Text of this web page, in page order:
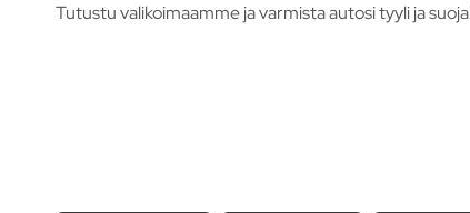
Tutustu valikoimaamme ja varmista autosi tyyli ja